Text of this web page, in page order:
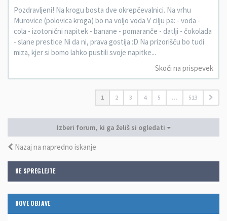
NE SPREGLEJTE
NOVE OBJAVE
Pozdravljeni! Na krogu bosta dve okrepčevalnici. Na vrhu
Murovice (polovica kroga) bo na voljo voda V cilju pa: - voda -
cola - izotonični napitek - banane - pomaranče - datlji - čokolada
- slane prestice Ni da ni, prava gostija :D Na prizorišču bo tudi
miza, kjer si bomo lahko pustili svoje napitke...
Skoči na prispevek
1 2 3 4 5 … 513
Izberi forum, ki ga želiš si ogledati
Nazaj na napredno iskanje